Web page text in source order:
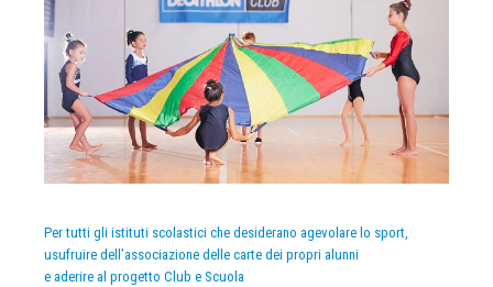
Per tutti gli istituti scolastici che desiderano agevolare lo sport,
usufruire dell’associazione delle carte dei propri alunni
e aderire al progetto Club e Scuola